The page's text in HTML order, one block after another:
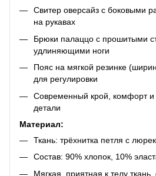
Свитер оверсайз с боковыми
на рукавах
Брюки палаццо с прошитыми
удлиняющими ноги
Пояс на мягкой резинке
для регулировки
Современный крой, комфорт и
детали
Материал:
Ткань: трёхнитка петля с
Состав: 90% хлопок, 10%
Мягкая, приятная к телу